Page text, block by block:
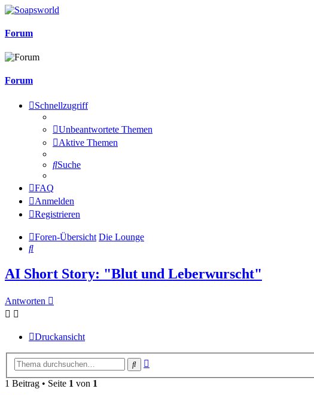
Forum
Forum
Schnellzugriff
Unbeantwortete Themen
Aktive Themen
Suche
FAQ
Anmelden
Registrieren
Foren-Übersicht Die Lounge
Suche
AI Short Story: "Blut und Leberwurscht"
Antworten
Druckansicht
Suche
1 Beitrag • Seite 1 von 1